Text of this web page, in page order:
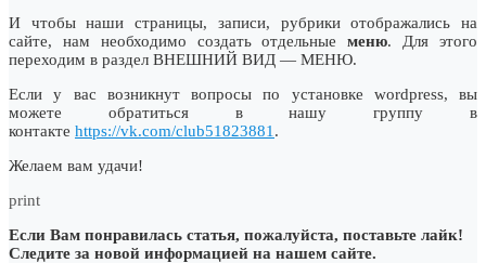
И чтобы наши страницы, записи, рубрики отображались на
сайте, нам необходимо создать отдельныеменю. Для этого
переходим в раздел ВНЕШНИЙ ВИД — МЕНЮ.
Если у вас возникнут вопросы по установке wordpress, вы
можете обратиться в нашу группу в
контакте https://vk.com/club51823881 .
Желаем вам удачи!
print
Если Вам понравилась статья, пожалуйста, поставьте лайк!
Следите за новой информацией на нашем сайте.